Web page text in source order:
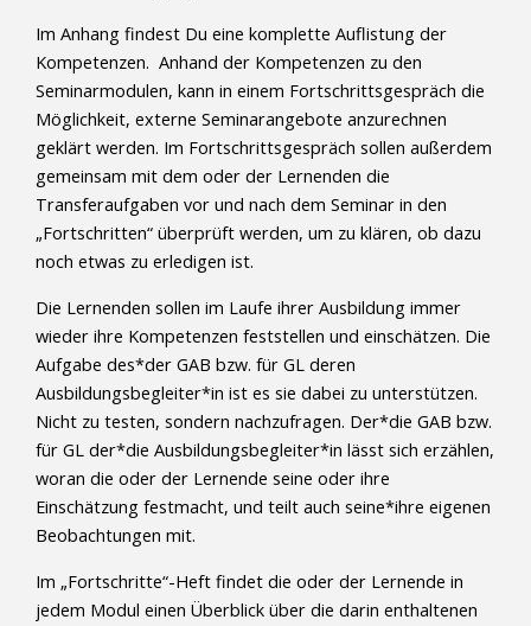
Im Anhang findest Du eine komplette Auflistung der
Kompetenzen. Anhand der Kompetenzen zu den
Seminarmodulen, kann in einem Fortschrittsgespräch die
Möglichkeit, externe Seminarangebote anzurechnen
geklärt werden. Im Fortschrittsgespräch sollen außerdem
gemeinsam mit dem oder der Lernenden die
Transferaufgaben vor und nach dem Seminar in den
„Fortschritten“ überprüft werden, um zu klären, ob dazu
noch etwas zu erledigen ist.
Die Lernenden sollen im Laufe ihrer Ausbildung immer
wieder ihre Kompetenzen feststellen und einschätzen. Die
Aufgabe des*der GAB bzw. für GL deren
Ausbildungsbegleiter*in ist es sie dabei zu unterstützen.
Nicht zu testen, sondern nachzufragen. Der*die GAB bzw.
für GL der*die Ausbildungsbegleiter*in lässt sich erzählen,
woran die oder der Lernende seine oder ihre
Einschätzung festmacht, und teilt auch seine*ihre eigenen
Beobachtungen mit.
Im „Fortschritte“-Heft findet die oder der Lernende in
jedem Modul einen Überblick über die darin enthaltenen